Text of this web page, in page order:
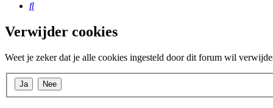
Zoek
Verwijder cookies
Weet je zeker dat je alle cookies ingesteld door dit forum wil